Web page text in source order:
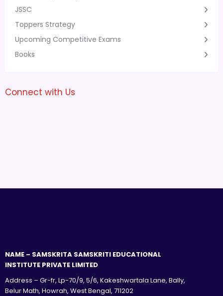
JSSC
Toppers Strategy
Upcoming Competitive Exams
Books
Connect with Us
NAME – SAMSKRITA SAMSKRITI EDUCATIONAL
INSTITUTE PRIVATE LIMITED
Address – Gr-fr, Lp-70/9, 5/6, Kakeshwartala Lane, Bally,
Belur Math, Howrah, West Bengal, 711202